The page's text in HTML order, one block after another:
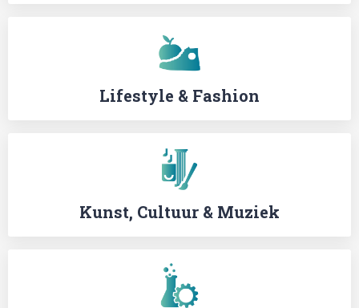
Lifestyle & Fashion
Kunst, Cultuur & Muziek